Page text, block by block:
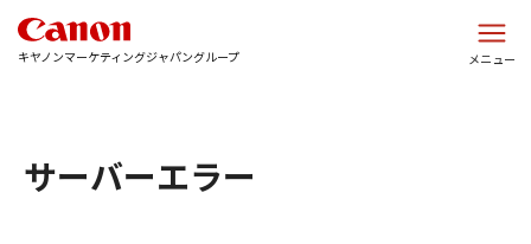
キヤノンマーケティングジャパングループ メニュー
サーバーエラー